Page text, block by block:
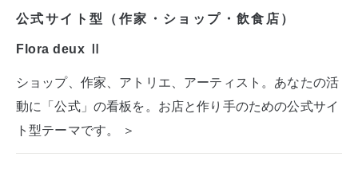
公式サイト型（作家・ショップ・飲食店）
Flora deux Ⅱ
ショップ、作家、アトリエ、アーティスト。あなたの活
動に「公式」の看板を。お店と作り手のための公式サイ
ト型テーマです。 ＞